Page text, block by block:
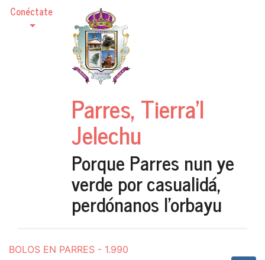
Conéctate
Parres, Tierra'l
Jelechu
Porque Parres nun ye
verde por casualidá,
perdónanos l'orbayu
BOLOS EN PARRES - 1.990